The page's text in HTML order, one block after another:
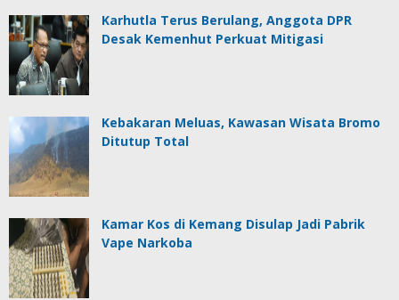
Karhutla Terus Berulang, Anggota DPR
Desak Kemenhut Perkuat Mitigasi
Kebakaran Meluas, Kawasan Wisata Bromo
Ditutup Total
Kamar Kos di Kemang Disulap Jadi Pabrik
Vape Narkoba